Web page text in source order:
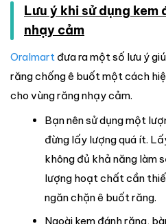
Lưu ý khi sử dụng
nhạy cảm
Oralmart đưa ra một số lưu ý
răng chống ê buốt một cách
cho vùng răng nhạy cảm.
Bạn nên sử dụng một
đừng lấy lượng quá ít.
không đủ khả năng làm
lượng hoạt chất cần
ngăn chặn ê buốt răng.
Ngoài kem đánh răng,